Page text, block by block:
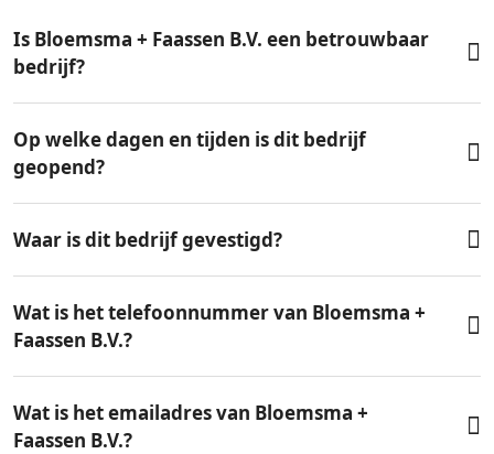
Is Bloemsma + Faassen B.V. een betrouwbaar
bedrijf?
Op welke dagen en tijden is dit bedrijf
geopend?
Waar is dit bedrijf gevestigd?
Wat is het telefoonnummer van Bloemsma +
Faassen B.V.?
Wat is het emailadres van Bloemsma +
Faassen B.V.?